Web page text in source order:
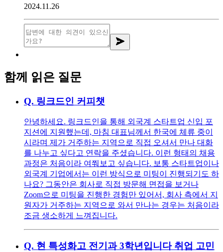
2024.11.26
함께 읽은 질문
Q. 링크드인 커피챗
안녕하세요. 링크드인을 통해 외국계 스타트업 신입 포
지션에 지원했는데, 마침 대표님께서 한국에 체류 중이
시라며 제가 거주하는 지역으로 직접 오셔서 만나 대화
를 나누고 싶다고 연락을 주셨습니다. 이런 형태의 채용
과정은 처음이라 여쭤보고 싶습니다. 보통 스타트업이나
외국계 기업에서는 이런 방식으로 미팅이 진행되기도 하
나요? 그동안은 회사로 직접 방문해 면접을 보거나
Zoom으로 미팅을 진행한 경험만 있어서, 회사 측에서 지
원자가 거주하는 지역으로 와서 만나는 경우는 처음이라
조금 생소하게 느껴집니다.
Q. 현 특성화고 전기과 3학년입니다 취업 고민